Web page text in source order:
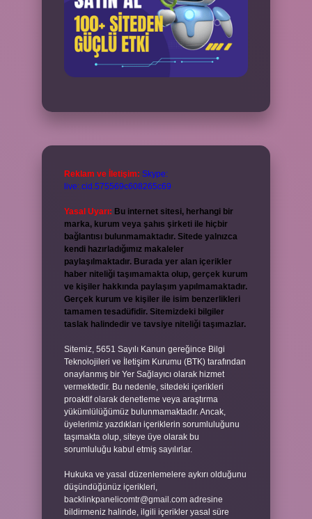
Reklam ve İletişim: Skype:
live:.cid.575569c608265c69
Yasal Uyarı: Bu internet sitesi, herhangi bir
marka, kurum veya şahıs şirketi ile hiçbir
bağlantısı bulunmamaktadır. Sitede yalnızca
kendi hazırladığımız makaleler
paylaşılmaktadır. Burada yer alan içerikler
haber niteliği taşımamakta olup, gerçek kurum
ve kişiler hakkında paylaşım yapılmamaktadır.
Gerçek kurum ve kişiler ile isim benzerlikleri
tamamen tesadüfidir. Sitemizdeki bilgiler
taslak halindedir ve tavsiye niteliği taşımazlar.
Sitemiz, 5651 Sayılı Kanun gereğince Bilgi
Teknolojileri ve İletişim Kurumu (BTK) tarafından
onaylanmış bir Yer Sağlayıcı olarak hizmet
vermektedir. Bu nedenle, sitedeki içerikleri
proaktif olarak denetleme veya araştırma
yükümlülüğümüz bulunmamaktadır. Ancak,
üyelerimiz yazdıkları içeriklerin sorumluluğunu
taşımakta olup, siteye üye olarak bu
sorumluluğu kabul etmiş sayılırlar.
Hukuka ve yasal düzenlemelere aykırı olduğunu
düşündüğünüz içerikleri,
backlinkpanelicomtr@gmail.com adresine
bildirmeniz halinde, ilgili içerikler yasal süre